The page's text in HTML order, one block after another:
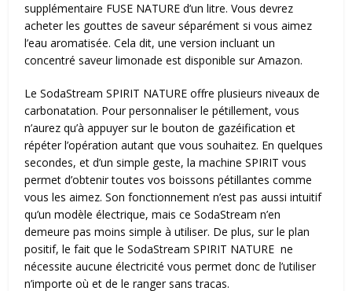
supplémentaire FUSE NATURE d’un litre. Vous devrez
acheter les gouttes de saveur séparément si vous aimez
l’eau aromatisée. Cela dit, une version incluant un
concentré saveur limonade est disponible sur Amazon.
Le SodaStream SPIRIT NATURE offre plusieurs niveaux de
carbonatation. Pour personnaliser le pétillement, vous
n’aurez qu’à appuyer sur le bouton de gazéification et
répéter l’opération autant que vous souhaitez. En quelques
secondes, et d’un simple geste, la machine SPIRIT vous
permet d’obtenir toutes vos boissons pétillantes comme
vous les aimez. Son fonctionnement n’est pas aussi intuitif
qu’un modèle électrique, mais ce SodaStream n’en
demeure pas moins simple à utiliser. De plus, sur le plan
positif, le fait que le SodaStream SPIRIT NATURE ne
nécessite aucune électricité vous permet donc de l’utiliser
n’importe où et de le ranger sans tracas.